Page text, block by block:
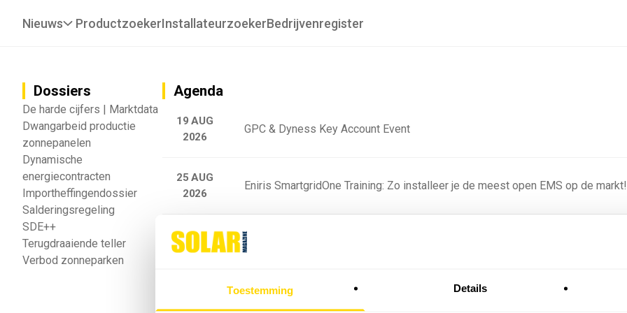
Toestemming Details
Nieuws ProductzoekerInstallateurzoekerBedrijvenregister
Dossiers
De harde cijfers | Marktdata
Dwangarbeid productie
zonnepanelen
Dynamische
energiecontracten
Importheffingendossier
Salderingsregeling
SDE++
Terugdraaiende teller
Verbod zonneparken
Agenda
19 AUG
2026
GPC & Dyness Key Account Event
25 AUG
2026
Eniris SmartgridOne Training: Zo installeer je de meest open EMS op de markt!
25 AUG
2026
Sigenergy Training - Residentieel
2026
Webinar: Toekomstige batterijprofielen: hoe netbeheerders proberen
batterijgedrag in 2035 te voorspellen